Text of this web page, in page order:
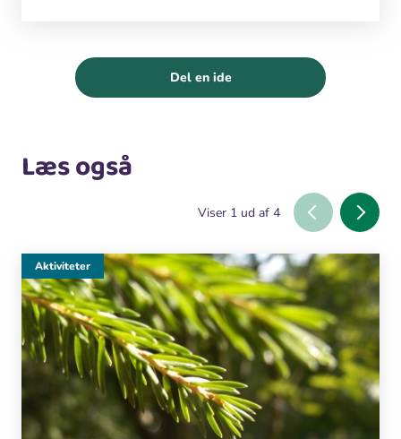
Del en ide
Læs også
Viser 1 ud af 4
Aktiviteter